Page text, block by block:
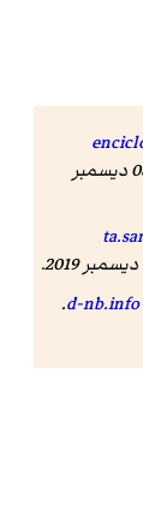
في 08 ديسمبر
. d-nb.info.